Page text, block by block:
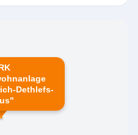
Dethlefs-